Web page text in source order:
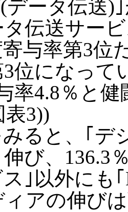
データ伝送)
伝送サー
与率第3位
位になって
率4.8％と
表3))
ると、｢デ
び、136.3
｣以外にも
アの伸び